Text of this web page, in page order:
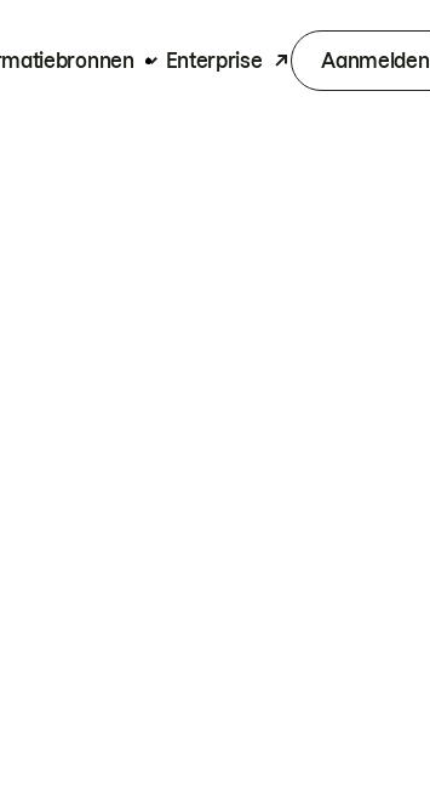
Enterprise Aanmelden